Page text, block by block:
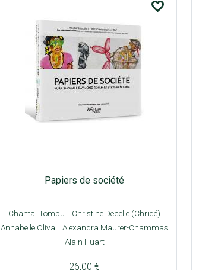
favorite_border
Papiers de société
Chantal Tombu
Christine Decelle (Chridé)
Annabelle Oliva
Alexandra Maurer-Chammas
Alain Huart
26,00 €